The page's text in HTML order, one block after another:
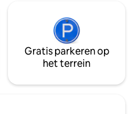
Gratis parkeren op
het terrein